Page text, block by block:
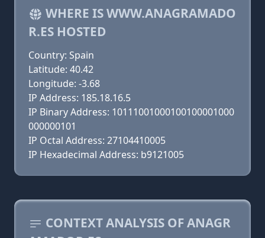
WHERE IS WWW.ANAGRAMADO
R.ES HOSTED
Country: Spain
Latitude: 40.42
Longitude: -3.68
IP Address: 185.18.16.5
IP Binary Address: 10111001000100100001000
000000101
IP Octal Address: 27104410005
IP Hexadecimal Address: b9121005
CONTEXT ANALYSIS OF ANAGR